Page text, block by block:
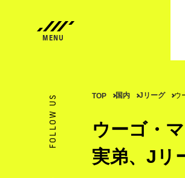
FOLLOW US TOP 国内 Jリーグ ウ
ウーゴ・
実弟、Jリ